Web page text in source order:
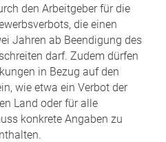
den Arbeitgeber für die
die einen
Jahren ab Beendigung des
darf. Zudem dürfen
in Bezug auf den
wie etwa ein Verbot der
Land oder für alle
konkrete Angaben zu